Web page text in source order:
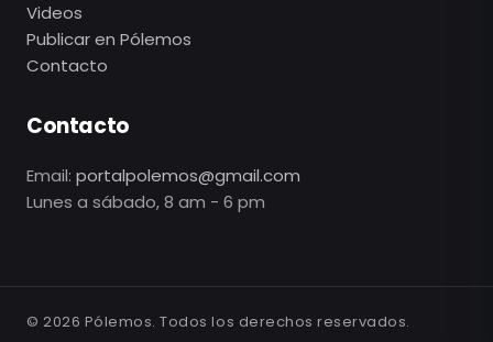
Videos
Publicar en Pólemos
Contacto
Contacto
Email: portalpolemos@gmail.com
Lunes a sábado, 8 am - 6 pm
© 2026 Pólemos. Todos los derechos reservados.